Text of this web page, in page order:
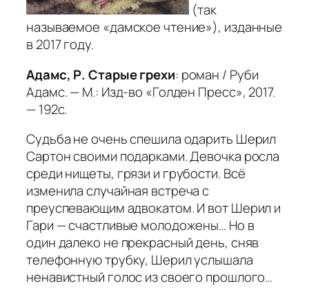
(так
называемое «дамское чтение»), изданные
в 2017 году.
Адамс, Р. Старые грехи: роман / Руби
Адамс. — М.: Изд-во «Голден Пресс», 2017.
— 192с.
Судьба не очень спешила одарить Шерил
Сартон своими подарками. Девочка росла
среди нищеты, грязи и грубости. Всё
изменила случайная встреча с
преуспевающим адвокатом. И вот Шерил и
Гари — счастливые молодожены… Но в
один далеко не прекрасный день, сняв
телефонную трубку, Шерил услышала
ненавистный голос из своего прошлого…